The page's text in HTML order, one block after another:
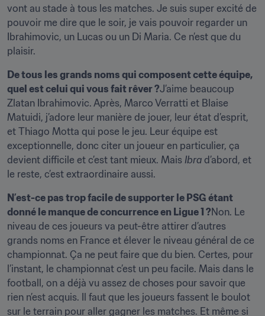
vont au stade à tous les matches. Je suis super excité de
pouvoir me dire que le soir, je vais pouvoir regarder un
Ibrahimovic, un Lucas ou un Di Maria. Ce n’est que du
plaisir.
De tous les grands noms qui composent cette équipe,
quel est celui qui vous fait rêver ?J’aime beaucoup
Zlatan Ibrahimovic. Après, Marco Verratti et Blaise
Matuidi, j’adore leur manière de jouer, leur état d’esprit,
et Thiago Motta qui pose le jeu. Leur équipe est
exceptionnelle, donc citer un joueur en particulier, ça
devient difficile et c’est tant mieux. Mais Ibra d’abord, et
le reste, c’est extraordinaire aussi.
N’est-ce pas trop facile de supporter le PSG étant
donné le manque de concurrence en Ligue 1 ? Non. Le
niveau de ces joueurs va peut-être attirer d’autres
grands noms en France et élever le niveau général de ce
championnat. Ça ne peut faire que du bien. Certes, pour
l’instant, le championnat c’est un peu facile. Mais dans le
football, on a déjà vu assez de choses pour savoir que
rien n’est acquis. Il faut que les joueurs fassent le boulot
sur le terrain pour aller gagner les matches. Et même si